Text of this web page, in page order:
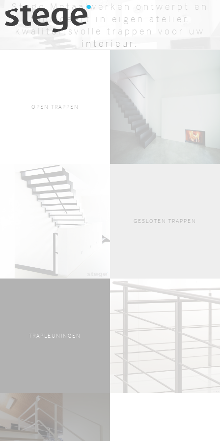
Stege Metaalwerken ontwerpt en
fabriceert in eigen atelier
kwaliteitsvolle trappen voor uw
interieur.
BEKIJK AANBOD
OFFERTE AANVRAGEN
OPEN TRAPPEN
GESLOTEN TRAPPEN
TRAPLEUNINGEN